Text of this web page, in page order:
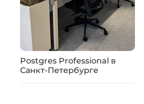
Postgres Professional в
Санкт-Петербурге